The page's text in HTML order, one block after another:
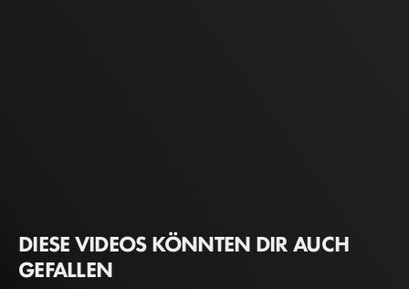
DIESE VIDEOS KÖNNTEN DIR AUCH
GEFALLEN